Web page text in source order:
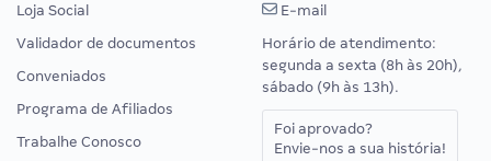
Loja Social
Validador de documentos
Conveniados
Programa de Afiliados
Trabalhe Conosco
E-mail
Horário de atendimento:
segunda a sexta (8h às 20h),
sábado (9h às 13h).
Foi aprovado?
Envie-nos a sua história!